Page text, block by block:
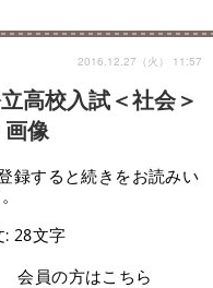
高校入試＜社会＞
画像
2016.12.27（火） 11:57
録すると続きをお読みい
28文字
会員の方はこちら